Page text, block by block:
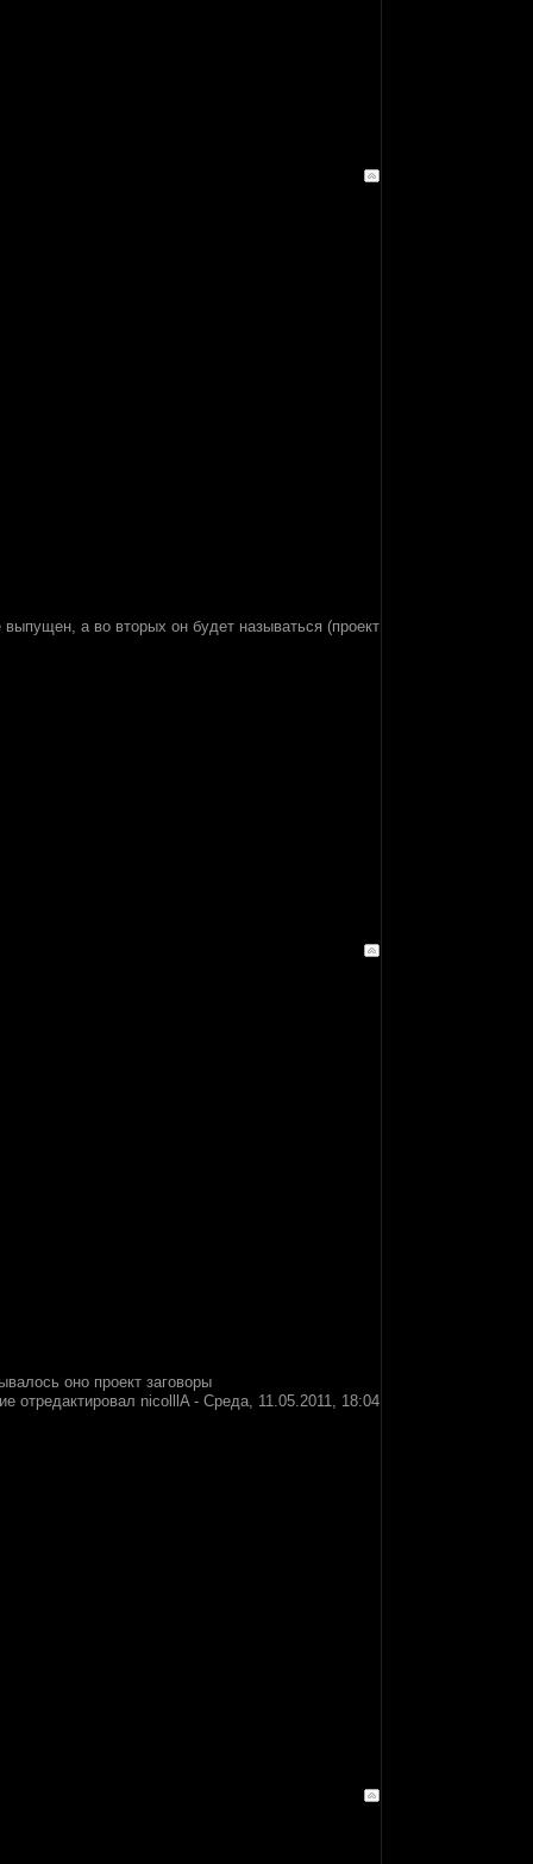
а во вторых он будет называться (проект
оно проект заговоры
отредактировал nicolllA- Среда, 11.05.2011, 18:04